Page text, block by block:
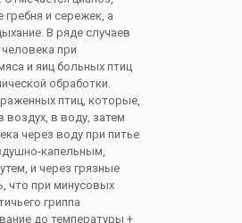
гребня и сережек, а
В ряде случаев
при
и яиц больных птиц
обработки.
птиц, которые,
воздух, в воду, затем
через воду при питье
капельным,
и через грязные
что при минусовых
гриппа
до температуры +